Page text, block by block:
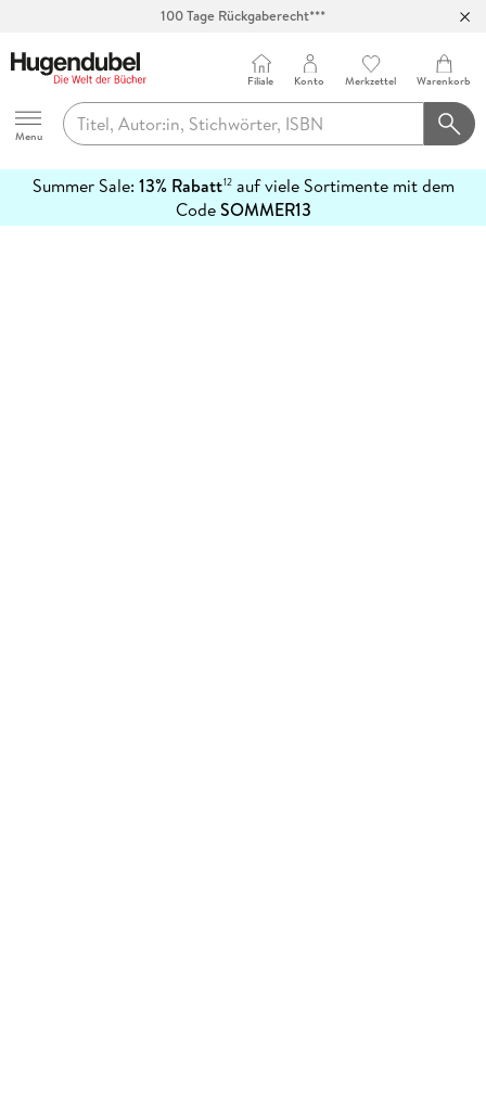
100 Tage Rückgaberecht***
Hugendubel
Menu
Filiale Konto Merkzettel Warenkorb
Summer Sale: 13% Rabatt12auf viele Sortimente mit dem
CodeSOMMER13
erfahren